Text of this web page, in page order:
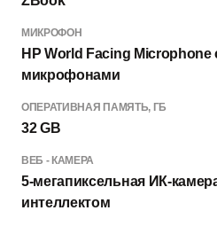
МИКРОФОН
HP World Facing
микрофонами
ОПЕРАТИВНАЯ ПАМЯТЬ, ГБ
32 GB
ВЕБ - КАМЕРА
5-мегапиксельная ИК-
интеллектом